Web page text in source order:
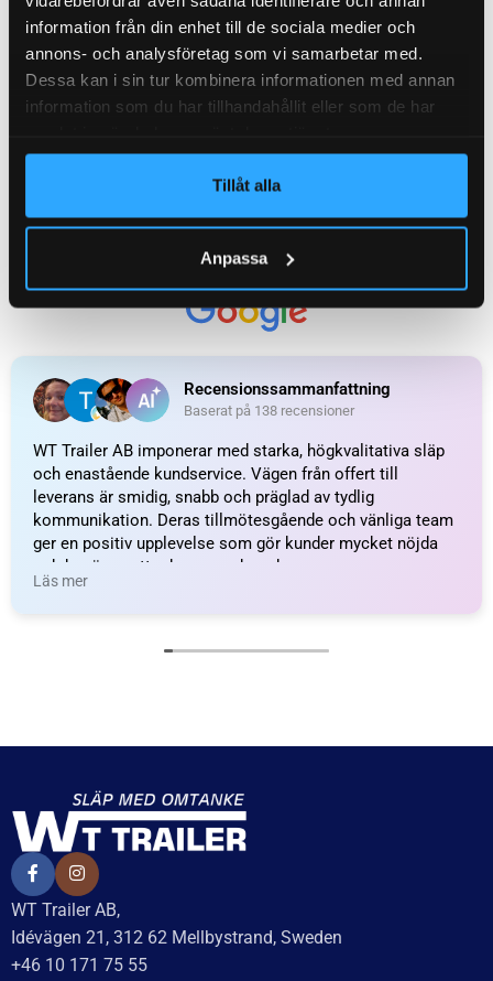
information från din enhet till de sociala medier och
annons- och analysföretag som vi samarbetar med.
Dessa kan i sin tur kombinera informationen med annan
information som du har tillhandahållit eller som de har
Tillåt alla
Anpassa
UTMÄRKT
Baserat på138 recensioner
Recensionssammanfattning
Baserat på 138 recensioner
WT Trailer AB imponerar med starka, högkvalitativa släp
och enastående kundservice. Vägen från offert till
leverans är smidig, snabb och präglad av tydlig
kommunikation. Deras tillmötesgående och vänliga team
ger en positiv upplevelse som gör kunder mycket nöjda
och benägna att rekommendera dem.
Läs mer
WT Trailer AB,
Idévägen 21, 312 62 Mellbystrand, Sweden
+46 10 171 75 55